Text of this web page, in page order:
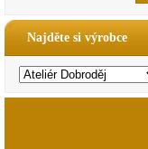
Najděte si výrobce